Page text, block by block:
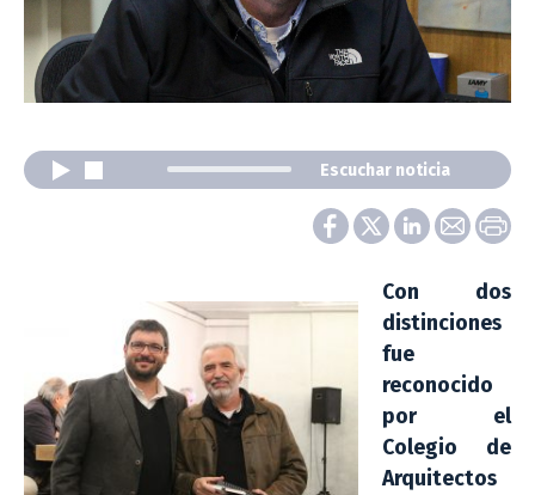
Escuchar noticia
Con dos
distinciones
fue
reconocido
por el
Colegio de
Arquitectos